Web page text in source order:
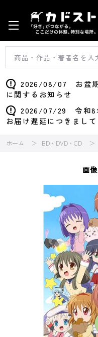
2026/08/07 お盆期
に関するお知らせ
2026/07/29 令和8
お届け遅延につきまして
ホーム BD・DVD・CD
画